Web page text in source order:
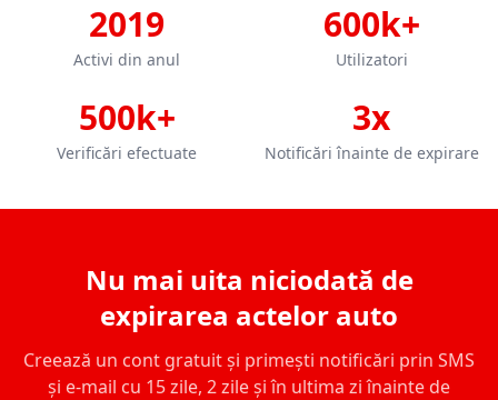
2019
Activi din anul
600k+
Utilizatori
500k+
Verificări efectuate
3x
Notificări înainte de expirare
Nu mai uita niciodată de
expirarea actelor auto
Creează un cont gratuit și primești notificări prin SMS
și e-mail cu 15 zile, 2 zile și în ultima zi înainte de